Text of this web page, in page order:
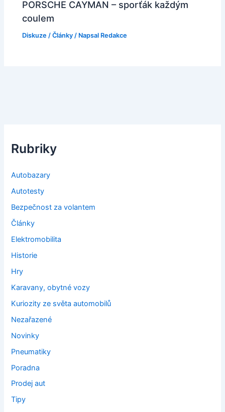
PORSCHE CAYMAN – sporťák každým
coulem
Diskuze /Články / Napsal Redakce
Rubriky
Autobazary
Autotesty
Bezpečnost za volantem
Články
Elektromobilita
Historie
Hry
Karavany, obytné vozy
Kuriozity ze světa automobilů
Nezařazené
Novinky
Pneumatiky
Poradna
Prodej aut
Tipy